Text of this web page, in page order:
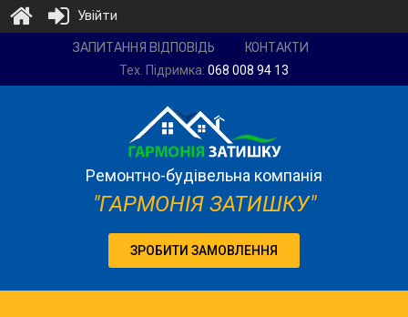
компанія
ЗАПИТАННЯ ВІДПОВІДЬ КОНТАКТИ
Тех. Підримка: 068 008 94 13
Ремонтно-будівельна компанія
"ГАРМОНІЯ ЗАТИШКУ"
ЗРОБИТИ ЗАМОВЛЕННЯ
Увійти